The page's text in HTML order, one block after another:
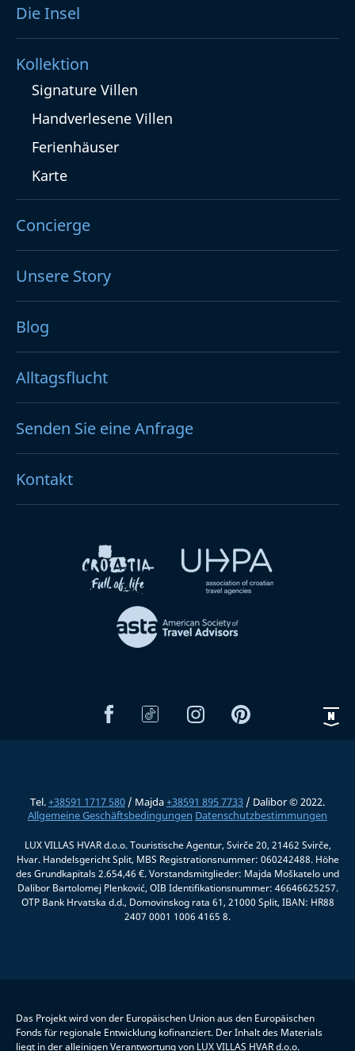
Die Insel
Kollektion
Signature Villen
Handverlesene Villen
Ferienhäuser
Karte
Concierge
Unsere Story
Blog
Alltagsflucht
Senden Sie eine Anfrage
Kontakt
Tel.+38591 1717 580 / Majda+38591 895 7733 / Dalibor © 2022.
Allgemeine Geschäftsbedingungen Datenschutzbestimmungen
LUX VILLAS HVAR d.o.o. Touristische Agentur, Svirče 20, 21462 Svirče,
Hvar. Handelsgericht Split, MBS Registrationsnummer: 060242488. Höhe
des Grundkapitals 2.654,46 €. Vorstandsmitglieder: Majda Moškatelo und
Dalibor Bartolomej Plenković, OIB Identifikationsnummer: 46646625257.
OTP Bank Hrvatska d.d., Domovinskog rata 61, 21000 Split, IBAN: HR88
2407 0001 1006 4165 8.
Das Projekt wird von der Europäischen Union aus den Europäischen
Fonds für regionale Entwicklung kofinanziert. Der Inhalt des Materials
liegt in der alleinigen Verantwortung von LUX VILLAS HVAR d.o.o.